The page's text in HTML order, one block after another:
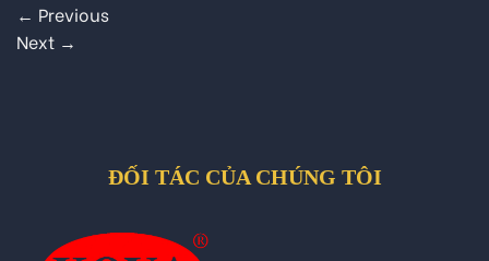
← Previous
Next →
ĐỐI TÁC CỦA CHÚNG TÔI